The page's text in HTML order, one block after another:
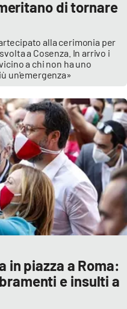
di tornare
alla cerimonia per
a Cosenza. In arrivo i
a chi non ha uno
un'emergenza»
in piazza a Roma:
e insulti a